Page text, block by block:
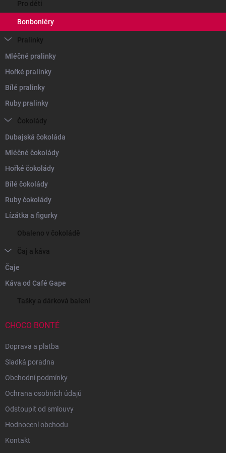
Pro děti
Bonboniéry
Pralinky
Mléčné pralinky
Hořké pralinky
Bílé pralinky
Ruby pralinky
Čokolády
Dubajská čokoláda
Mléčné čokolády
Hořké čokolády
Bílé čokolády
Ruby čokolády
Lízátka a figurky
Obaleno v čokoládě
Čaj a káva
Čaje
Káva od Café Gape
Tašky a dárková balení
CHOCO BONTÉ
Doprava a platba
Sladká poradna
Obchodní podmínky
Ochrana osobních údajů
Odstoupit od smlouvy
Hodnocení obchodu
Kontakt